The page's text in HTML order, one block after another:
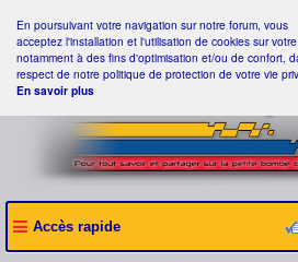
En poursuivant votre navigation sur notre forum, vous
acceptez l'installation et l'utilisation de cookies sur
notamment à des fins d'optimisation et/ou de confort,
respect de notre politique de protection de votre vie
En savoir plus
Accès rapide